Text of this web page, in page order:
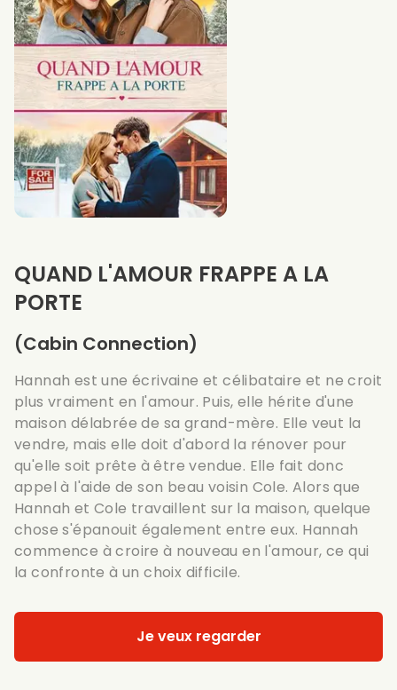
QUAND L'AMOUR FRAPPE A LA
PORTE
(Cabin Connection)
Hannah est une écrivaine et célibataire et ne croit
plus vraiment en l'amour. Puis, elle hérite d'une
maison délabrée de sa grand-mère. Elle veut la
vendre, mais elle doit d'abord la rénover pour
qu'elle soit prête à être vendue. Elle fait donc
appel à l'aide de son beau voisin Cole. Alors que
Hannah et Cole travaillent sur la maison, quelque
chose s'épanouit également entre eux. Hannah
commence à croire à nouveau en l'amour, ce qui
la confronte à un choix difficile.
Je veux regarder